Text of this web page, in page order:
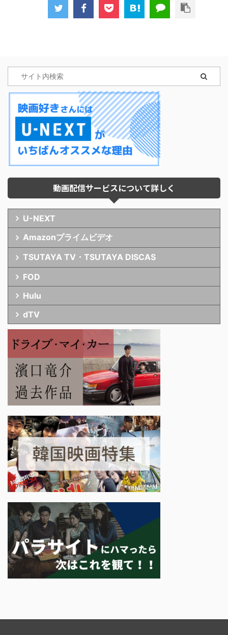
動画配信サービスについて詳しく
U-NEXT
Amazonプライムビデオ
TSUTAYA TV・TSUTAYA DISCAS
FOD
Hulu
dTV